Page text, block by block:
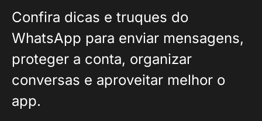
Confira dicas e truques do
WhatsApp para enviar mensagens,
proteger a conta, organizar
conversas e aproveitar melhor o
app.